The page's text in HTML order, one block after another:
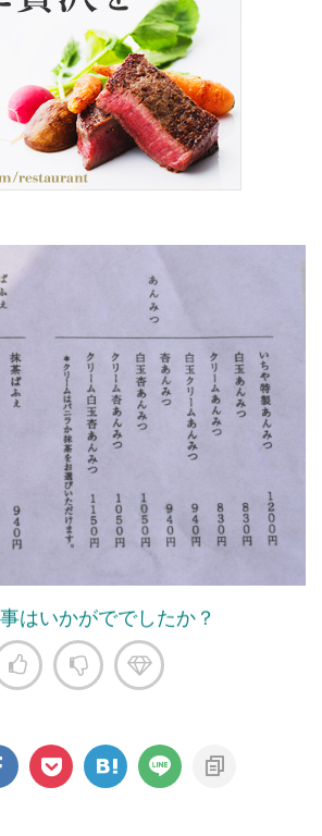
はいかがででしたか？